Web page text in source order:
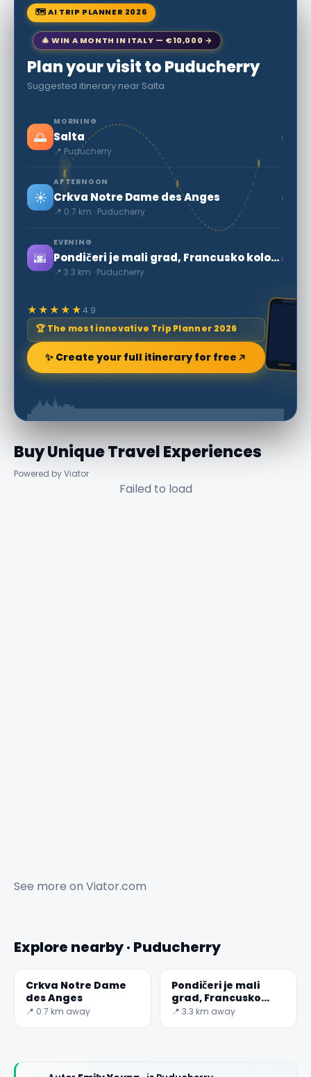
🗺 AI TRIP PLANNER 2026
🎄 WIN A MONTH IN ITALY — €10,000 →
Plan your visit to Puducherry
Suggested itinerary near Salta
🌅
MORNING
Salta
📍 Puducherry
›
☀️
AFTERNOON
Crkva Notre Dame des Anges
📍 0.7 km · Puducherry
›
🌆
EVENING
Pondičeri je mali grad, Francusko kolonijalno nasljeđe.
📍 3.3 km · Puducherry
›
★★★★★4.9
🏆 The most innovative Trip Planner 2026
✨ Create your full itinerary for free
Buy Unique Travel Experiences
Powered by Viator
Failed to load
See more on Viator.com
Explore nearby · Puducherry
Crkva Notre Dame
des Anges
📍 0.7 km away
Pondičeri je mali
grad, Francusko
kolonijalno nasljeđe.
📍 3.3 km away